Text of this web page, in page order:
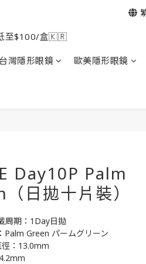
至$100/盒🇰🇷
台灣隱形眼鏡 歐美隱形眼鏡
Day10P Palm
日拋十片裝）
周期：1Day日拋
Palm Green パームグリーン
：13.0mm